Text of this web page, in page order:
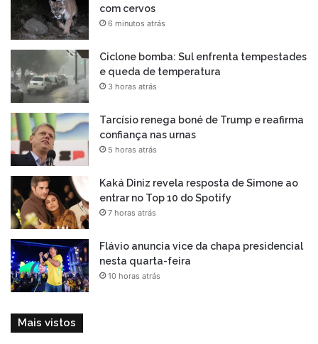
com cervos
6 minutos atrás
Ciclone bomba: Sul enfrenta tempestades
e queda de temperatura
3 horas atrás
Tarcísio renega boné de Trump e reafirma
confiança nas urnas
5 horas atrás
Kaká Diniz revela resposta de Simone ao
entrar no Top 10 do Spotify
7 horas atrás
Flávio anuncia vice da chapa presidencial
nesta quarta-feira
10 horas atrás
Mais vistos